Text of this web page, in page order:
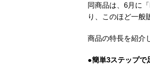
同商品は、6月に
り、このほど一般
商品の特長を紹介
●簡単3ステップで